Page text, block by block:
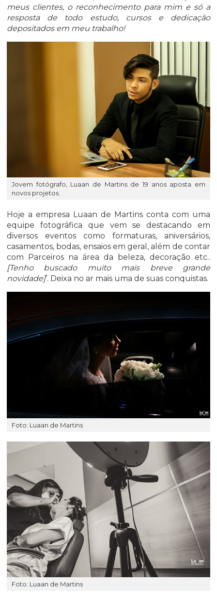
meus clientes, o reconhecimento para mim e só a
resposta de todo estudo, cursos e dedicação
depositados em meu trabalho!
Jovem fotógrafo, Luaan de Martins de 19 anos aposta em
novos projetos.
Hoje a empresa Luaan de Martins conta com uma
equipe fotográfica que vem se destacando em
diversos eventos como formaturas, aniversários,
casamentos, bodas, ensaios em geral, além de contar
com Parceiros na área da beleza, decoração etc..
[Tenho buscado muito mais breve grande
novidade]’. Deixa no ar mais uma de suas conquistas.
Foto: Luaan de Martins
Foto: Luaan de Martins